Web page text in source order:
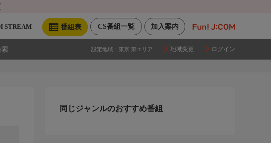
加入案内
CS番組一覧
番組表
STREAM
設定地域： 東京 東エリア 地域変更 ログイン
同じジャンルのおすすめ番組